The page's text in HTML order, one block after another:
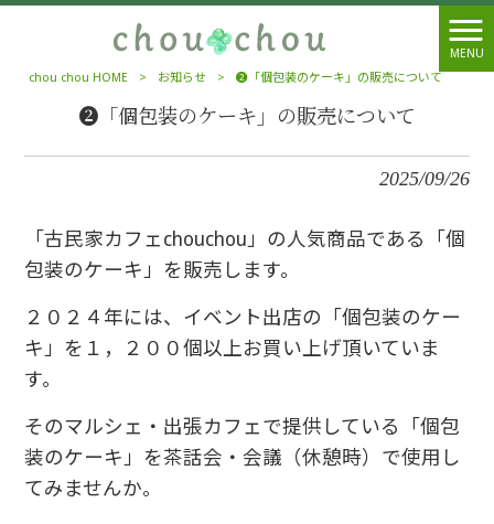
MENU
chou chou HOME
> お知らせ > ❷「個包装のケーキ」の販売について
❷「個包装のケーキ」の販売について
2025/09/26
「古民家カフェchouchou」 の人気商品である
「個
包装のケーキ」を販売します。
２０２４年には、イベント出店の「個包装のケー
キ」を１，２００個以上お買い上げ頂いていま
す。
そのマルシェ・出張カフェで提供している「個包
装のケーキ」を茶話会・会議（休憩時）で使用し
てみませんか。